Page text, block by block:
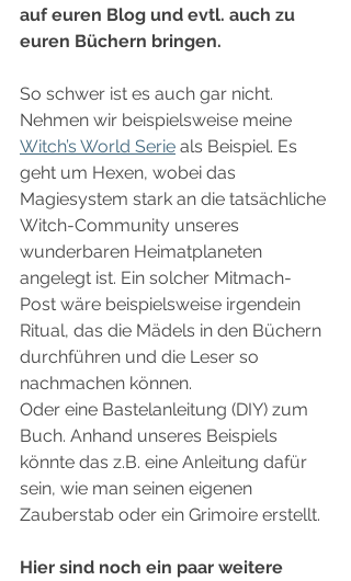
auf euren Blog und evtl. auch zu
euren Büchern bringen.
So schwer ist es auch gar nicht.
Nehmen wir beispielsweise meine
Witch’s World Serie als Beispiel. Es
geht um Hexen, wobei das
Magiesystem stark an die tatsächliche
Witch-Community unseres
wunderbaren Heimatplaneten
angelegt ist. Ein solcher Mitmach-
Post wäre beispielsweise irgendein
Ritual, das die Mädels in den Büchern
durchführen und die Leser so
nachmachen können.
Oder eine Bastelanleitung (DIY) zum
Buch. Anhand unseres Beispiels
könnte das z.B. eine Anleitung dafür
sein, wie man seinen eigenen
Zauberstab oder ein Grimoire erstellt.
Hier sind noch ein paar weitere